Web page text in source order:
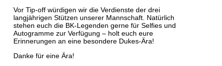
Vor Tip-off würdigen wir die Verdienste der drei
langjährigen Stützen unserer Mannschaft. Natürlich
stehen euch die BK-Legenden gerne für Selfies und
Autogramme zur Verfügung – holt euch eure
Erinnerungen an eine besondere Dukes-Ära!
Danke für eine Ära!